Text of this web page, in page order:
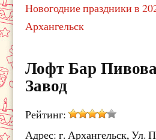
Новогодние праздники в
Архангельск
Лофт Бар
Завод
Рейтинг:
Адрес: г. Архангельск, Ул.